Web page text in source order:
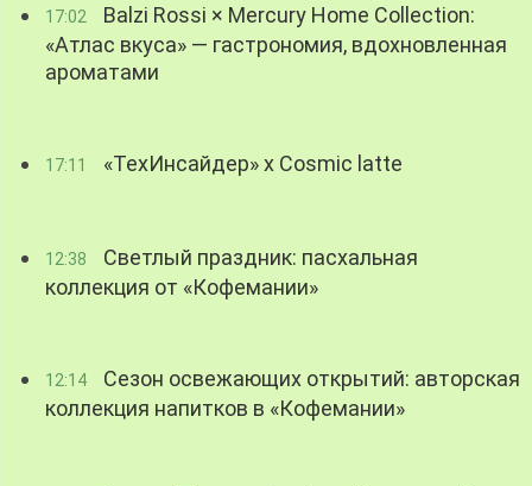
17:02
Balzi Rossi × Mercury Home Collection:
«Атлас вкуса» — гастрономия, вдохновленная
ароматами
17:11 «ТехИнсайдер» х Cosmic latte
12:38
Светлый праздник: пасхальная
коллекция от «Кофемании»
12:14
Сезон освежающих открытий: авторская
коллекция напитков в «Кофемании»